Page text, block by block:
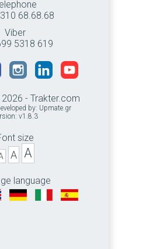
68.68.68
Viber
5318 619
- Trakter.com
by: Upmate.gr
v1.8.3
size
A A
language